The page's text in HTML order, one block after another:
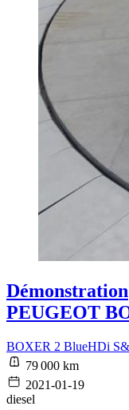
Démonstration
PEUGEOT
BOXER 2 BlueHDi
79 000 km
2021-01-19
diesel